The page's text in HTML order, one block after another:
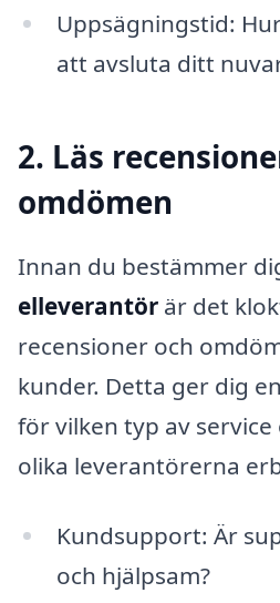
Uppsägningstid:
att avsluta ditt
2. Läs
omdömen
Innan du bestämmer
elleverantör är det
recensioner och
kunder. Detta ger dig
för vilken typ av
olika leverantörerna
Kundsupport: Är
och hjälpsam?